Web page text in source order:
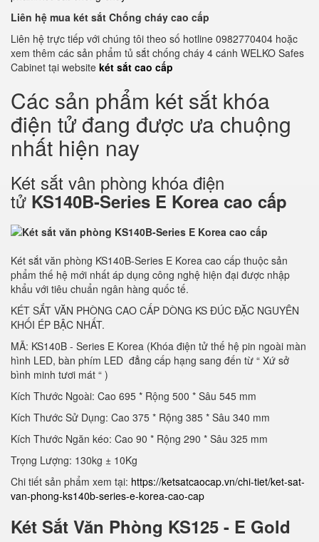
Liên hệ mua két sắt Chống cháy cao cấp
Liên hệ trực tiếp với chúng tôi theo số hotline 0982770404 hoặc
xem thêm các sản phẩm tủ sắt chống cháy 4 cánh WELKO Safes
Cabinet tại website két sắt cao cấp
Các sản phẩm két sắt khóa
điện tử đang được ưa chuộng
nhất hiện nay
Két sắt vân phòng khóa điện
tử KS140B-Series E Korea cao cấp
Két sắt văn phòng KS140B-Series E Korea cao cấp thuộc sản
phẩm thế hệ mới nhất áp dụng công nghệ hiện đại được nhập
khẩu với tiêu chuẩn ngân hàng quốc tế.
KÉT SẮT VĂN PHÒNG CAO CẤP DÒNG KS ĐÚC ĐẶC NGUYÊN
KHỐI ÉP BẬC NHẤT.
MÃ: KS140B - Series E Korea (Khóa điện tử thế hệ pin ngoài màn
hình LED, bàn phím LED đẳng cấp hạng sang đến từ “ Xứ sở
bình minh tươi mát “ )
Kích Thước Ngoài: Cao 695 * Rộng 500 * Sâu 545 mm
Kích Thước Sử Dụng: Cao 375 * Rộng 385 * Sâu 340 mm
Kích Thước Ngăn kéo: Cao 90 * Rộng 290 * Sâu 325 mm
Trọng Lượng: 130kg ± 10Kg
Chi tiết sản phẩm xem tại: https://ketsatcaocap.vn/chi-tiet/ket-sat-
van-phong-ks140b-series-e-korea-cao-cap
Két Sắt Văn Phòng KS125 - E Gold